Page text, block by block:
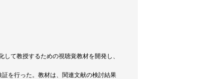
て教授するための視聴覚教材を開発し、
を行った。教材は、関連文献の検討結果